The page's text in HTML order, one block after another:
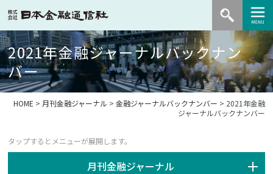
2021年金融ジャーナルバックナン
バー
HOME > 月刊金融ジャーナル > 金融ジャーナルバックナンバー > 2021年金融
ジャーナルバックナンバー
月刊金融ジャーナル